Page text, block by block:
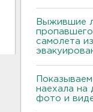
Выжившие
самолета
наехала на
фото и